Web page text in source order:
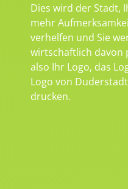
Dies wird der Stadt,
mehr
verhelfen und Sie
wirtschaftlich davon
also Ihr Logo, das
Logo von
drucken.